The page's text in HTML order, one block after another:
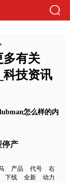
多有关
科技资讯
怎么样的内
停产
产品 代号
右
下线 全新
动力